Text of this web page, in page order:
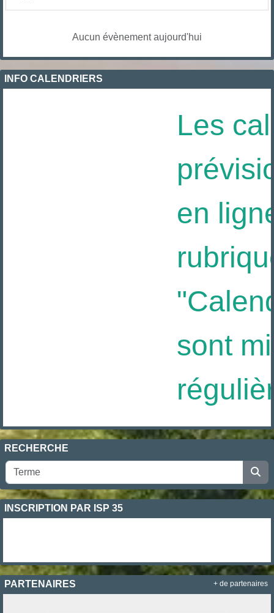
Aucun évènement aujourd'hui
INFO CALENDRIERS
Les
en
sont
RECHERCHE
INSCRIPTION PAR ISP 35
PARTENAIRES + de partenaires